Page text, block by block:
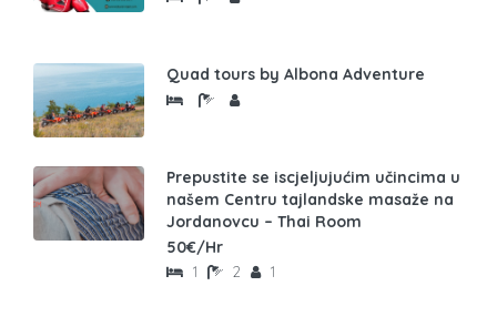
Quad tours by Albona Adventure
Prepustite se iscjeljujućim učincima u
našem Centru tajlandske masaže na
Jordanovcu – Thai Room
50€/Hr
1 2 1